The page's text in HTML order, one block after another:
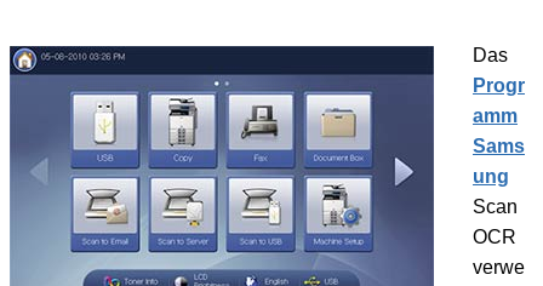
Das
Progr
amm
Sams
ung
Scan
OCR
verwe